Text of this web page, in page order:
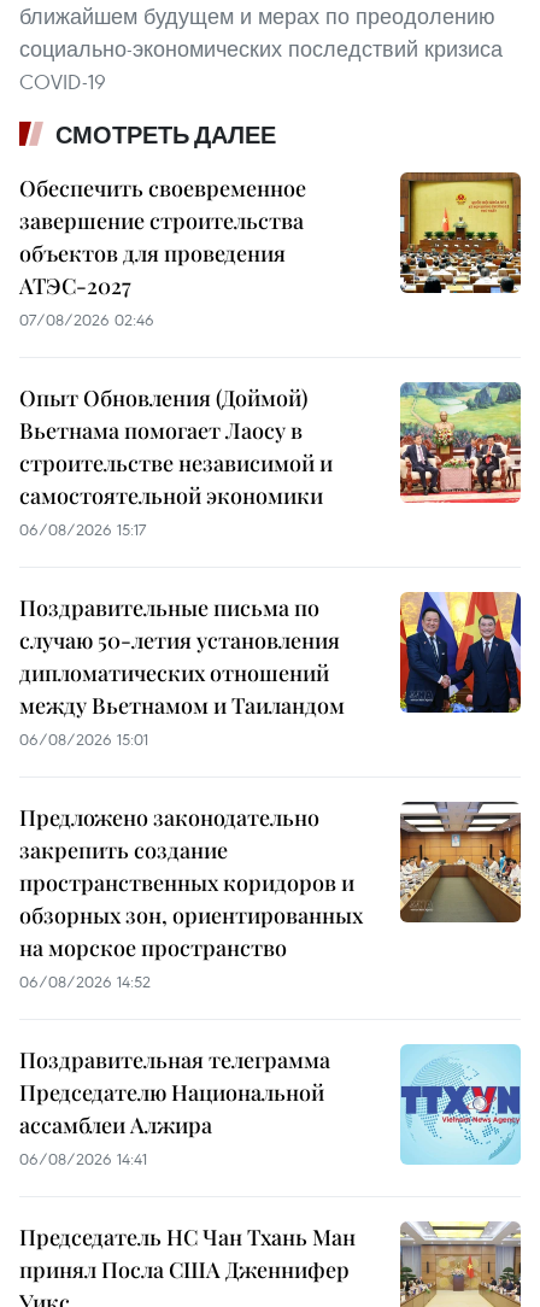
ближайшем будущем и мерах по преодолению
социально-экономических последствий кризиса
COVID-19
СМОТРЕТЬ ДАЛЕЕ
Обеспечить своевременное
завершение строительства
объектов для проведения
АТЭС-2027
07/08/2026 02:46
Опыт Обновления (Доймой)
Вьетнама помогает Лаосу в
строительстве независимой и
самостоятельной экономики
06/08/2026 15:17
Поздравительные письма по
случаю 50-летия установления
дипломатических отношений
между Вьетнамом и Таиландом
06/08/2026 15:01
Предложено законодательно
закрепить создание
пространственных коридоров и
обзорных зон, ориентированных
на морское пространство
06/08/2026 14:52
Поздравительная телеграмма
Председателю Национальной
ассамблеи Алжира
06/08/2026 14:41
Председатель НС Чан Тхань Ман
принял Посла США Дженнифер